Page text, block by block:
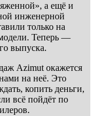
а ещё и
инженерной
только на
Теперь —
выпуска.
Azimut окажется
на неё. Это
копить деньги,
всё пойдёт по